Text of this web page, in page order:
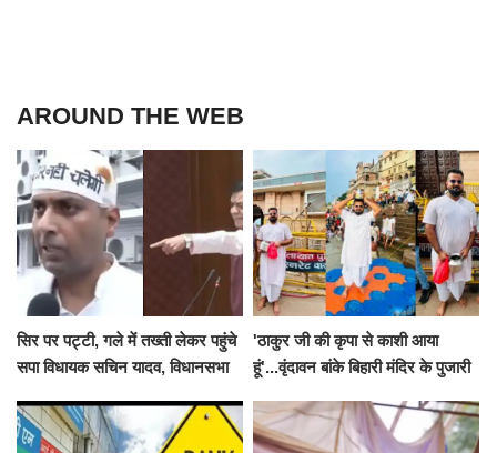
AROUND THE WEB
सिर पर पट्टी, गले में तख्ती लेकर पहुंचे
सपा विधायक सचिन यादव, विधानसभा
निलंबित
'ठाकुर जी की कृपा से काशी आया
हूं'...वृंदावन बांके बिहारी मंदिर के पुजारी
जलाभिषेक